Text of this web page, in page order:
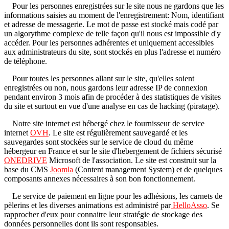
Pour les personnes enregistrées sur le site nous ne gardons que les
informations saisies au moment de l'enregistrement: Nom, identifiant
et adresse de messagerie. Le mot de passe est stocké mais codé par
un algorythme complexe de telle façon qu'il nous est impossible d'y
accéder. Pour les personnes adhérentes et uniquement accessibles
aux administrateurs du site, sont stockés en plus l'adresse et numéro
de téléphone.
Pour toutes les personnes allant sur le site, qu'elles soient
enregistrées ou non, nous gardons leur adresse IP de connexion
pendant environ 3 mois afin de procéder à des statistiques de visites
du site et surtout en vue d'une analyse en cas de hacking (piratage).
Notre site internet est hébergé chez le fournisseur de service
internet OVH. Le site est régulièrement sauvegardé et les
sauvegardes sont stockées sur le service de cloud du même
hébergeur en France et sur le site d'hebergement de fichiers sécurisé
ONEDRIVE Microsoft de l'association. Le site est construit sur la
base du CMS Joomla (Content management System) et de quelques
composants annexes nécessaires à son bon fonctionnement.
Le service de paiement en ligne pour les adhésions, les carnets de
pèlerins et les diverses animations est administré parHelloAsso. Se
rapprocher d'eux pour connaitre leur stratégie de stockage des
données personnelles dont ils sont responsables.